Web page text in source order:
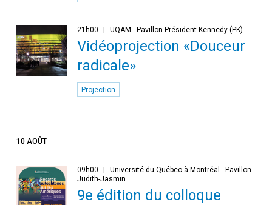
21h00 UQAM - Pavillon Président-Kennedy (PK)
Vidéoprojection «Douceur
radicale»
Projection
10 AOÛT
09h00
Université du Québec à Montréal - Pavillon
Judith-Jasmin
9e édition du colloque